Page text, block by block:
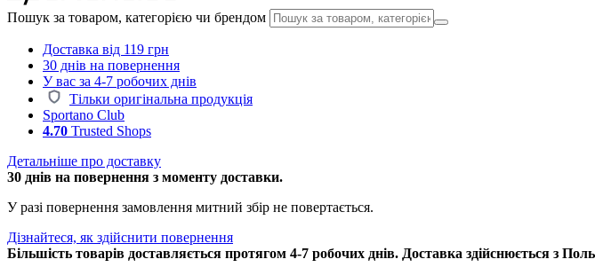
Пошук за товаром, категорією чи брендом
Доставка від 119 грн
30 днів на повернення
У вас за 4-7 робочих днів
Тільки оригінальна продукція
Sportano Club
4.70 Trusted Shops
Детальніше про доставку
30 днів на повернення з моменту доставки.
У разі повернення замовлення митний збір не повертається.
Дізнайтеся, як здійснити повернення
Більшість товарів доставляється протягом 4-7 робочих днів. Доставка здійснюється з